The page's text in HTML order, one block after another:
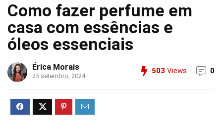
Como fazer perfume em
casa com essências e
óleos essenciais
Érica Morais
25 setembro, 2024
503 Views 0